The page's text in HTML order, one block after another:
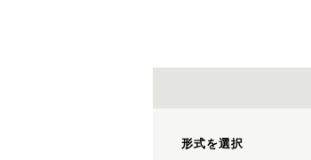
形式を選択